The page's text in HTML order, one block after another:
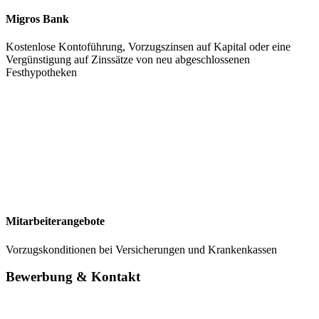
Migros Bank
Kostenlose Kontoführung, Vorzugszinsen auf Kapital oder eine
Vergünstigung auf Zinssätze von neu abgeschlossenen
Festhypotheken
Mitarbeiterangebote
Vorzugskonditionen bei Versicherungen und Krankenkassen
Bewerbung & Kontakt